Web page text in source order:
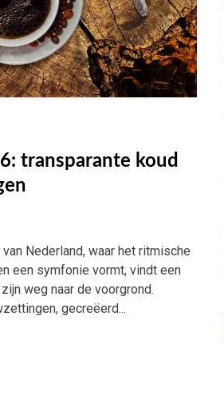
transparante koud
Nederland, waar het ritmische
een symfonie vormt, vindt een
weg naar de voorgrond.
gecreëerd...